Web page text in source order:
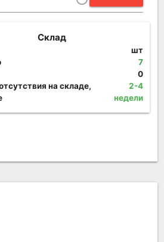
Склад
шт
7
0
на складе,
2-4
недели